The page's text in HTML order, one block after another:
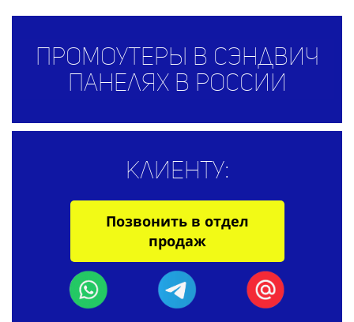
Промоутеры в сэндвич
панелях в России
Клиенту:
Позвонить в отдел
продаж